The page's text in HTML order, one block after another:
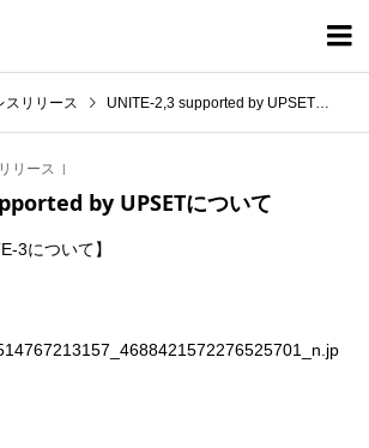

スリリース UNITE-2,3 supported by UPSETについて
リース
by UPSETについて
3について】